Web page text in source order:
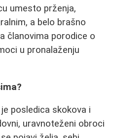
umesto prženja,
a belo brašno
članovima porodice o
u pronalaženju
posledica skokova i
uravnoteženi obroci